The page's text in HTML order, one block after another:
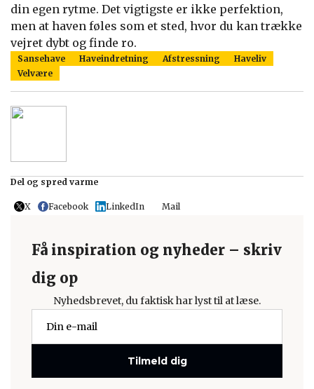
din egen rytme. Det vigtigste er ikke perfektion,
men at haven føles som et sted, hvor du kan trække
vejret dybt og finde ro.
Sansehave Haveindretning Afstressning
Haveliv
Velvære
Del og spred varme
X Facebook LinkedIn Mail
Få inspiration og nyheder – skriv
dig op
Nyhedsbrevet, du faktisk har lyst til at læse.
Tilmeld dig